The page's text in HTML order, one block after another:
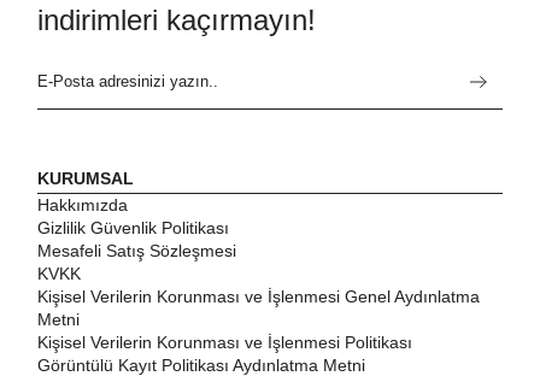
indirimleri kaçırmayın!
KURUMSAL
Hakkımızda
Gizlilik Güvenlik Politikası
Mesafeli Satış Sözleşmesi
KVKK
Kişisel Verilerin Korunması ve İşlenmesi Genel Aydınlatma
Metni
Kişisel Verilerin Korunması ve İşlenmesi Politikası
Görüntülü Kayıt Politikası Aydınlatma Metni